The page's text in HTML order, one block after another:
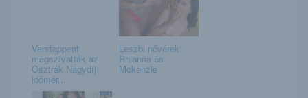
Verstappent
megszívatták az
Osztrák Nagydíj
időmér...
Leszbi nővérek:
Rhianna és
Mckenzie